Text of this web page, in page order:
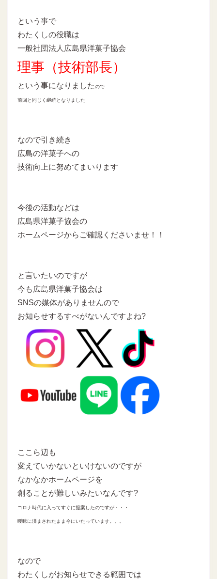
という事で
わたくしの役職は
一般社団法人広島県洋菓子協会
理事（技術部長）
という事になりましたので
前回と同じく継続となりました
なので引き続き
広島の洋菓子への
技術向上に努めてまいります
今後の活動などは
広島県洋菓子協会の
ホームページからご確認くださいませ！！
と言いたいのですが
今も広島県洋菓子協会は
SNSの媒体がありませんので
お知らせするすべがないんですよね?
ここら辺も
変えていかないといけないのですが
なかなかホームページを
創ることが難しいみたいなんです?
コロナ時代に入ってすぐに提案したのですが・・・
曖昧に済まされたまま今にいたっています。。。
なので
わたくしがお知らせできる範囲では